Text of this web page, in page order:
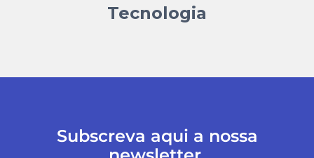
Tecnologia
Subscreva aqui a nossa